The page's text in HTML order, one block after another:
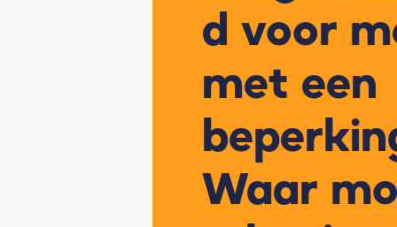
d voor
met een
Waar